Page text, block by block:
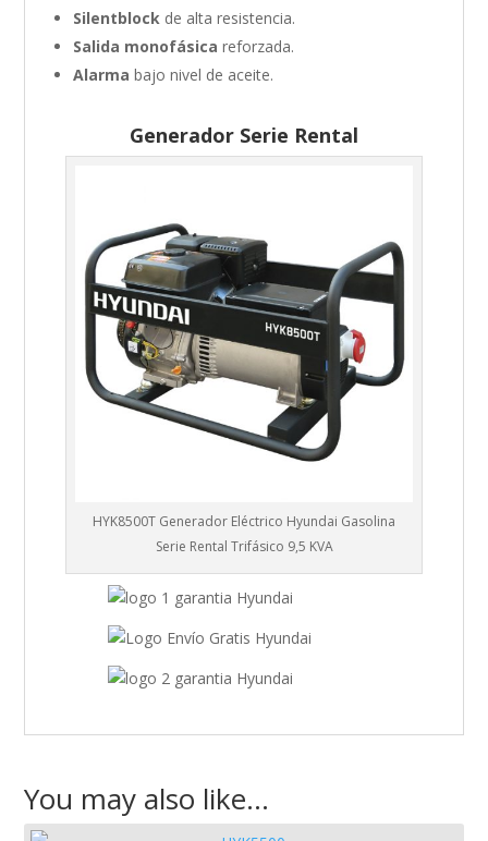
Silentblock de alta resistencia.
Salida monofásica reforzada.
Alarma bajo nivel de aceite.
Generador Serie Rental
HYK8500T Generador Eléctrico Hyundai Gasolina
Serie Rental Trifásico 9,5 KVA
You may also like…